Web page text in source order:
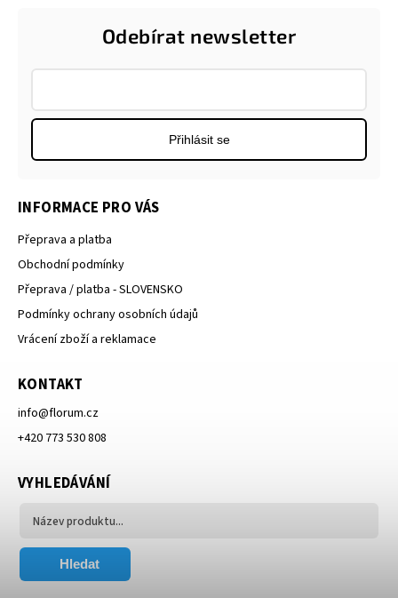
Odebírat newsletter
Přihlásit se
INFORMACE PRO VÁS
Přeprava a platba
Obchodní podmínky
Přeprava / platba - SLOVENSKO
Podmínky ochrany osobních údajů
Vrácení zboží a reklamace
KONTAKT
info@florum.cz
+420 773 530 808
VYHLEDÁVÁNÍ
Hledat